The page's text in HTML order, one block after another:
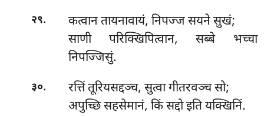
२९.
कत्वान तायनावायं, निपज्ज सयने सुखं;
साणी परिक्खिपित्वान, सब्बे भच्चा
निपज्जिसुं.
३०.
रत्तिं तूरियसद्दञ्च, सुत्वा गीतरवञ्च सो;
अपुच्छि सहसेमानं, किं सद्दो इति यक्खिनिं.